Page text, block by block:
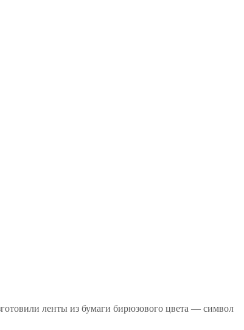
ленты из бумаги бирюзового цвета — символ